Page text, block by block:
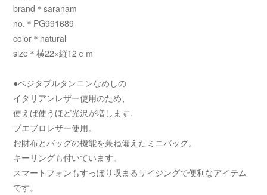
brand＊saranam
no.＊PG991689
color＊natural
size＊横22×縦12ｃｍ
●ベジタブルタンニンなめしの
イタリアンレザー使用のため、
使えば使うほど光沢が増します.
プエブロレザー使用。
お財布とバッグの機能を兼ね備えたミニバッグ。
キーリングも付いています。
スマートフォンもすっぽり収まるサイジングで便利なアイテム
です。